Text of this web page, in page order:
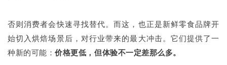
否则消费者会快速寻找替代。而这，也正是新鲜零食品牌开
始切入烘焙场景后，对行业带来的最大冲击。它们提供了一
种新的可能：价格更低，但体验不一定差那么多。